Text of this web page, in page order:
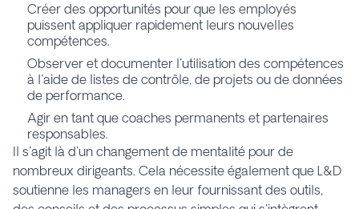
Créer des opportunités pour que les employés
puissent appliquer rapidement leurs nouvelles
compétences.
Observer et documenter l'utilisation des compétences
à l'aide de listes de contrôle, de projets ou de données
de performance.
Agir en tant que coaches permanents et partenaires
responsables.
Il s'agit là d'un changement de mentalité pour de
nombreux dirigeants. Cela nécessite également que L&D
soutienne les managers en leur fournissant des outils,